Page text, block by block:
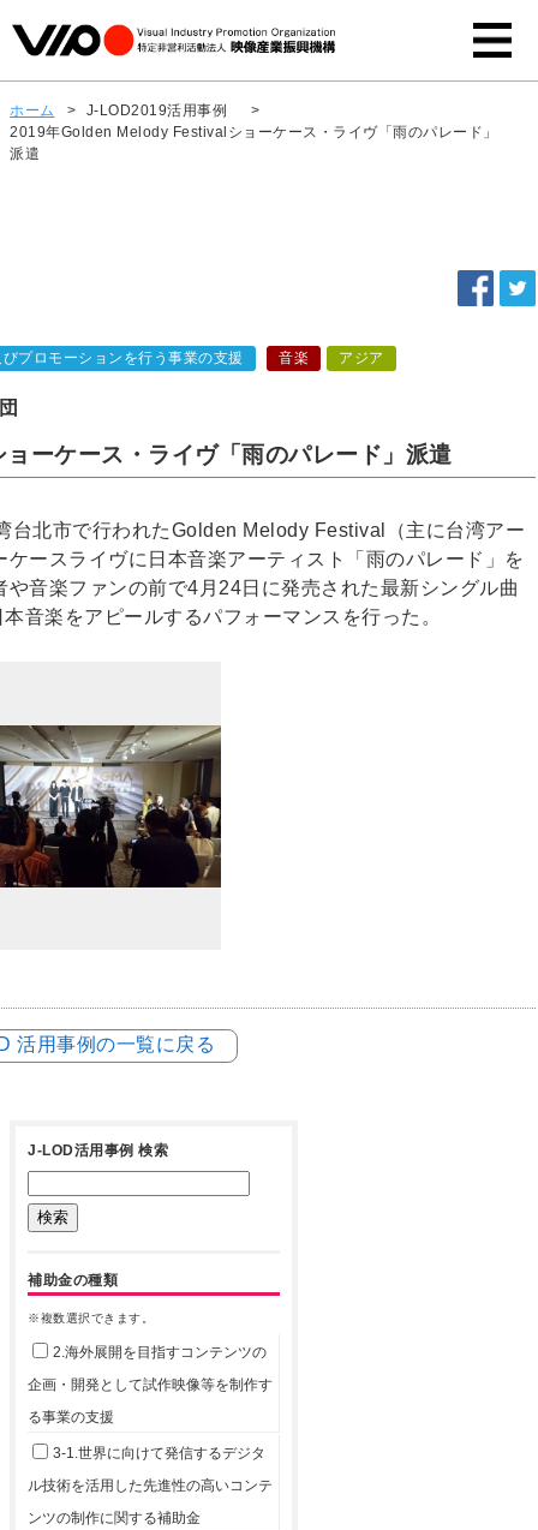
ホーム > J-LOD2019活用事例
>
2019年Golden Melody Festivalショーケース・ライヴ「雨のパレード」
派遣
プロモーションを行う事業の支援 音楽 アジア
ーケース・ライヴ「雨のパレード」派遣
台北市で行われたGolden Melody Festival（主に台湾アー
ースライヴに日本音楽アーティスト「雨のパレード」を
音楽ファンの前で4月24日に発売された最新シングル曲
音楽をアピールするパフォーマンスを行った。
活用事例の一覧に戻る
J-LOD活用事例 検索
補助金の種類
※複数選択できます。
2.海外展開を目指すコンテンツの
企画・開発として試作映像等を制作す
る事業の支援
3-1.世界に向けて発信するデジタ
ル技術を活用した先進性の高いコンテ
ンツの制作に関する補助金